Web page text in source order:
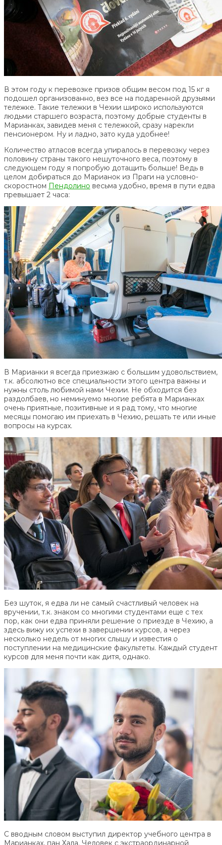
В этом году к перевозке призов общим весом под 15 кг я
подошел организованно, вез все на подаренной друзьями
тележке. Такие тележки в Чехии широко используются
людьми старшего возраста, поэтому добрые студенты в
Марианках, завидев меня с тележкой, сразу нарекли
пенсионером. Ну и ладно, зато куда удобнее!
Количество атласов всегда упиралось в перевозку через
половину страны такого нешуточного веса, поэтому в
следующем году я попробую дотащить больше! Ведь в
целом добираться до Марианок из Праги на условно-
скоростном Пендолино весьма удобно, время в пути едва
превышает 2 часа:
В Марианки я всегда приезжаю с большим удовольствием,
т.к. абсолютно все специальности этого центра важны и
нужны столь любимой нами Чехии. Не обходится без
раздолбаев, но неминуемо многие ребята в Марианках
очень приятные, позитивные и я рад тому, что многие
месяцы помогаю им приехать в Чехию, решать те или иные
вопросы на курсах.
Без шуток, я едва ли не самый счастливый человек на
вручении, т.к. знаком со многими студентами еще с тех
пор, как они едва приняли решение о приезде в Чехию, а
здесь вижу их успехи в завершении курсов, а через
несколько недель от многих слышу и известия о
поступлении на медицинские факультеты. Каждый студент
курсов для меня почти как дитя, однако.
С вводным словом выступил директор учебного центра в
Марианках, пан Хала. Человек с экстраординарной